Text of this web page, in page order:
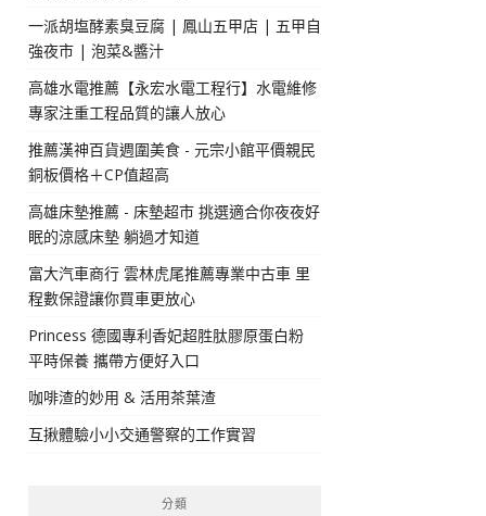
一派胡塩酵素臭豆腐 | 鳳山五甲店 | 五甲自
強夜市 | 泡菜&醬汁
高雄水電推薦【永宏水電工程行】水電維修
專家注重工程品質的讓人放心
推薦漢神百貨週圍美食 - 元宗小館平價親民
銅板價格＋CP值超高
高雄床墊推薦 - 床墊超市 挑選適合你夜夜好
眠的涼感床墊 躺過才知道
富大汽車商行 雲林虎尾推薦專業中古車 里
程數保證讓你買車更放心
Princess 德國專利香妃超胜肽膠原蛋白粉
平時保養 攜帶方便好入口
咖啡渣的妙用 & 活用茶葉渣
互揪體驗小小交通警察的工作實習
分類